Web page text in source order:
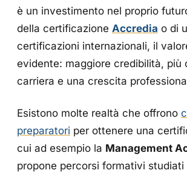
è un investimento nel proprio
della certificazione Accredia o di
certificazioni internazionali, il
evidente: maggiore credibilità, più
carriera e una crescita
Esistono molte realtà che offrono
preparatori per ottenere una
cui ad esempio la Management
propone percorsi formativi